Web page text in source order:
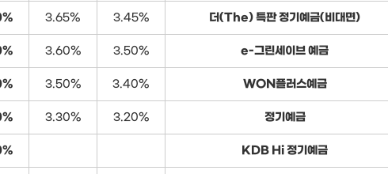
3.65% 3.45% 더(The) 특판 정기예금(비대면)
3.60% 3.50% e-그린세이브 예금
3.50% 3.40% WON플러스예금
3.30% 3.20% 정기예금
KDB Hi 정기예금